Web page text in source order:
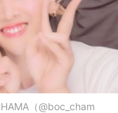
（@boc_cham